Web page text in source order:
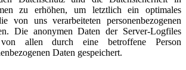
zu erhöhen, um letztlich ein optimales
von uns verarbeiteten personenbezogenen
Die anonymen Daten der Server-Logfiles
allen durch eine betroffene Person
Daten gespeichert.